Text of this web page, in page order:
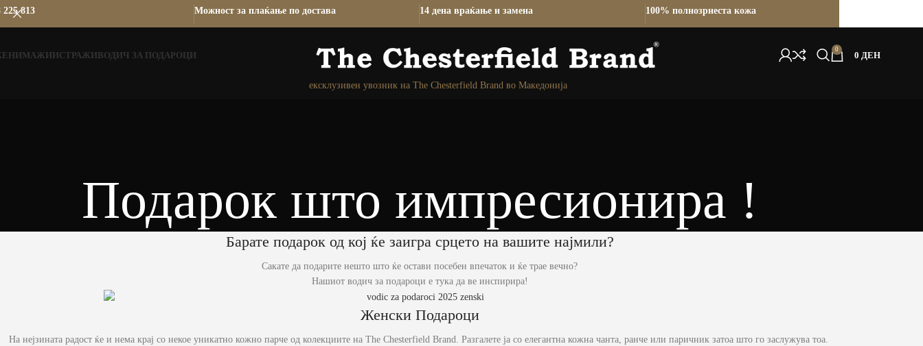
МАЖИИСТРАЖИВОДИЧ ЗА ПОДАРОЦИ
0
0 ДЕН
ексклузивен увозник на The Chesterfield Brand во Македонија
Подарок што импресионира !
Барате подарок од кој ќе заигра срцето на вашите најмили?
Сакате да подарите нешто што ќе остави посебен впечаток и ќе трае вечно?
Нашиот водич за подароци е тука да ве инспирира!
Женски Подароци
На нејзината радост ќе и нема крај со некое уникатно кожно парче од колекциите на The Chesterfield Brand. Разгалете ја со елегантна кожна чанта, ранче или паричник затоа што го заслужува тоа.
225 813 Можност за плаќање по достава 14 дена враќање и замена 100% полнозрнеста кожа